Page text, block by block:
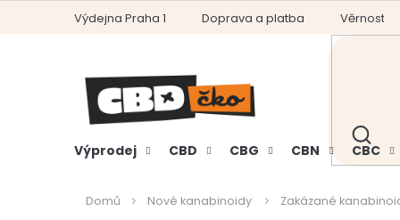
Výdejna Praha 1 Doprava a platba Věrnostní
HLEDAT
Výprodej CBD CBG CBN CBC
Domů Nové kanabinoidy Zakázané